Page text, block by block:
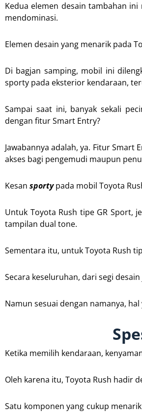
Kedua elemen desain tambahan
mendominasi.
Elemen desain yang menarik pada
Di bagjan samping, mobil ini
sporty pada eksterior kendaraan,
Sampai saat ini, banyak sekali
dengan fitur Smart Entry?
Jawabannya adalah, ya. Fitur
akses bagi pengemudi maupun
Kesan sportypada mobil Toyota
Untuk Toyota Rush tipe GR Sport,
tampilan dual tone.
Sementara itu, untuk Toyota Rush
Secara keseluruhan, dari segi
Namun sesuai dengan namanya,
Ketika memilih kendaraan,
Oleh karena itu, Toyota Rush hadir
Satu komponen yang cukup